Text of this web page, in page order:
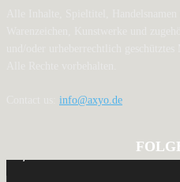
info@axyo.de